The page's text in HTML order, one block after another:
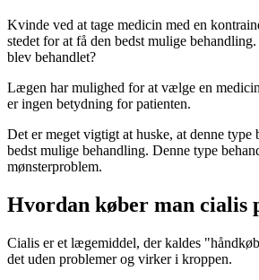
Kvinde ved at tage medicin med en
stedet for at få den bedst mulige
blev behandlet?
Lægen har mulighed for at vælge en
er ingen betydning for patienten.
Det er meget vigtigt at huske, at denne type
bedst mulige behandling. Denne type
mønsterproblem.
Hvordan køber man cialis
Cialis er et lægemiddel, der kaldes
det uden problemer og virker i kroppen.